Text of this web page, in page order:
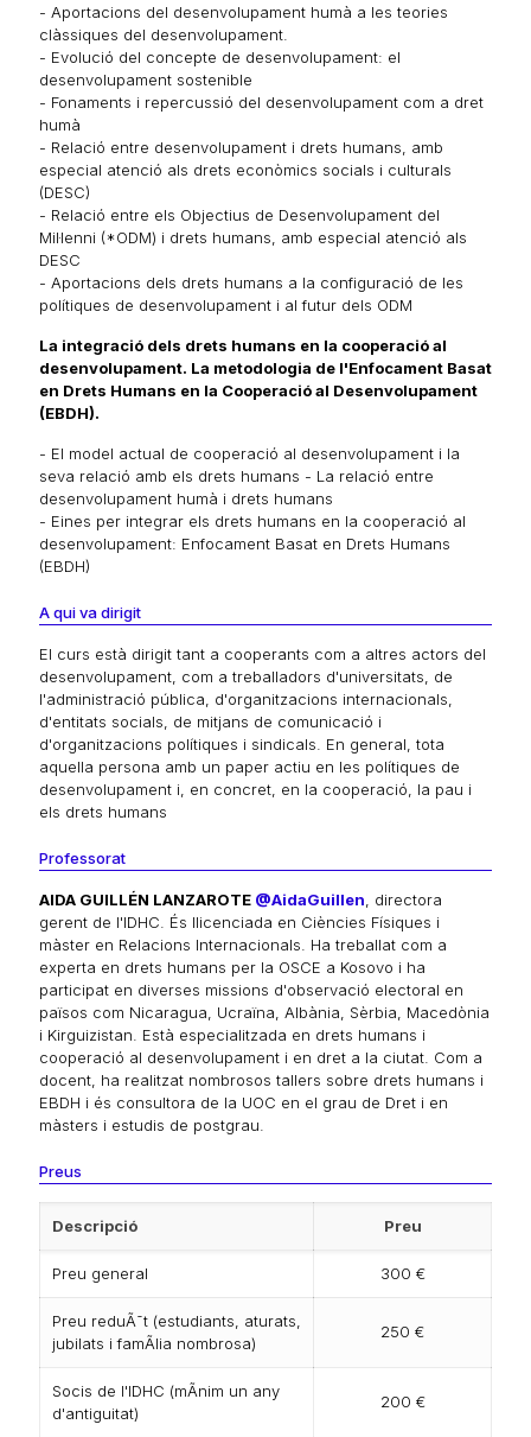
- Aportacions del desenvolupament humà a les teories
clàssiques del desenvolupament.
- Evolució del concepte de desenvolupament: el
desenvolupament sostenible
- Fonaments i repercussió del desenvolupament com a dret
humà
- Relació entre desenvolupament i drets humans, amb
especial atenció als drets econòmics socials i culturals
(DESC)
- Relació entre els Objectius de Desenvolupament del
Mil·lenni (*ODM) i drets humans, amb especial atenció als
DESC
- Aportacions dels drets humans a la configuració de les
polítiques de desenvolupament i al futur dels ODM
La integració dels drets humans en la cooperació al
desenvolupament. La metodologia de l'Enfocament Basat
en Drets Humans en la Cooperació al Desenvolupament
(EBDH).
- El model actual de cooperació al desenvolupament i la
seva relació amb els drets humans - La relació entre
desenvolupament humà i drets humans
- Eines per integrar els drets humans en la cooperació al
desenvolupament: Enfocament Basat en Drets Humans
(EBDH)
A qui va dirigit
El curs està dirigit tant a cooperants com a altres actors del
desenvolupament, com a treballadors d'universitats, de
l'administració pública, d'organitzacions internacionals,
d'entitats socials, de mitjans de comunicació i
d'organitzacions polítiques i sindicals. En general, tota
aquella persona amb un paper actiu en les polítiques de
desenvolupament i, en concret, en la cooperació, la pau i
els drets humans
Professorat
AIDA GUILLÉN LANZAROTE @AidaGuillen, directora
gerent de l'IDHC. És llicenciada en Ciències Físiques i
màster en Relacions Internacionals. Ha treballat com a
experta en drets humans per la OSCE a Kosovo i ha
participat en diverses missions d'observació electoral en
països com Nicaragua, Ucraïna, Albània, Sèrbia, Macedònia
i Kirguizistan. Està especialitzada en drets humans i
cooperació al desenvolupament i en dret a la ciutat. Com a
docent, ha realitzat nombrosos tallers sobre drets humans i
EBDH i és consultora de la UOC en el grau de Dret i en
màsters i estudis de postgrau.
Preus
Descripció Preu
Preu general 300 €
Preu reduÃ¯t (estudiants, aturats,
jubilats i famÃ­lia nombrosa)
250 €
Socis de l'IDHC (mÃ­nim un any
d'antiguitat)
200 €